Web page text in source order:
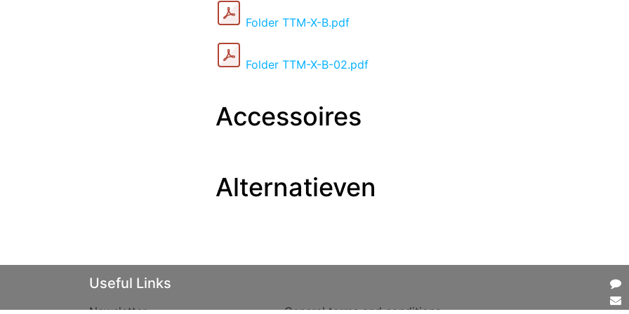
Folder TTM-X-B.pdf
Folder TTM-X-B-02.pdf
Accessoires
Alternatieven
​Useful Links
Newsletter General terms and conditions